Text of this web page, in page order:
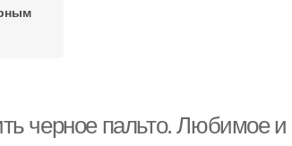
черное пальто. Любимое